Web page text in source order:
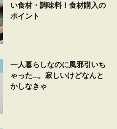
い食材・調味料！食材購入の
ポイント
一人暮らしなのに風邪引いち
ゃった…。寂しいけどなんと
かしなきゃ